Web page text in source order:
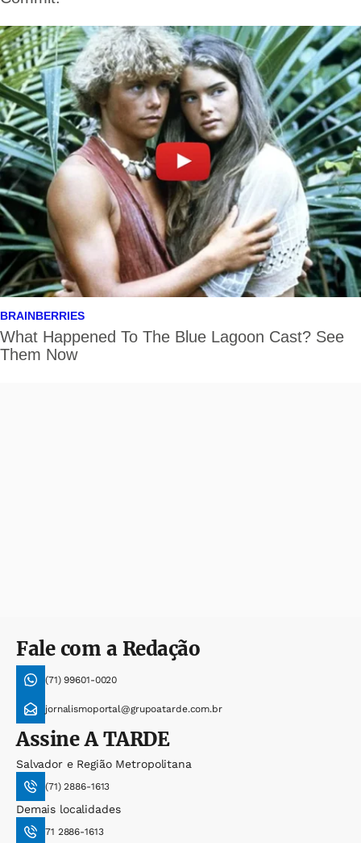
Fale com a Redação
(71) 99601-0020
jornalismoportal@grupoatarde.com.br
AssineA TARDE
Salvador e Região Metropolitana
(71) 2886-1613
Demais localidades
71 2886-1613